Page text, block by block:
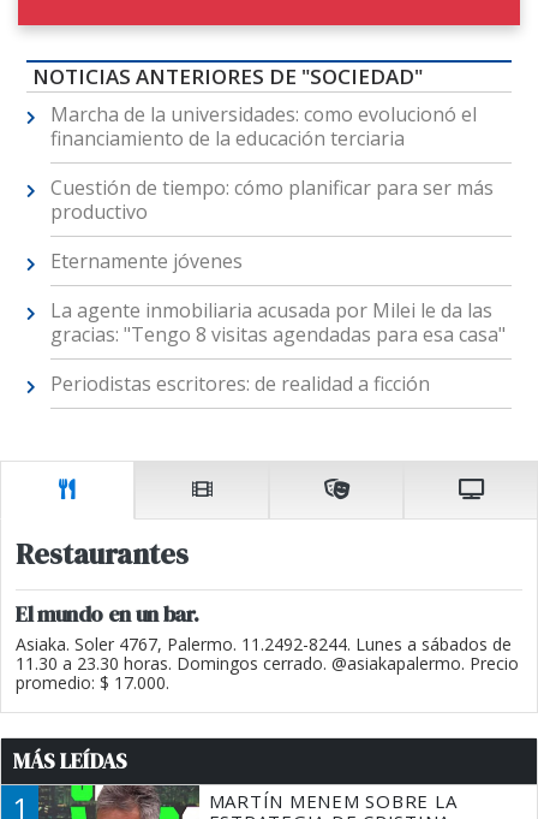
NOTICIAS ANTERIORES DE "SOCIEDAD"
Marcha de la universidades: como evolucionó el
financiamiento de la educación terciaria
Cuestión de tiempo: cómo planificar para ser más
productivo
Eternamente jóvenes
La agente inmobiliaria acusada por Milei le da las
gracias: "Tengo 8 visitas agendadas para esa casa"
Periodistas escritores: de realidad a ficción
Restaurantes
El mundo en un bar.
Asiaka. Soler 4767, Palermo. 11.2492-8244. Lunes a sábados de
11.30 a 23.30 horas. Domingos cerrado. @asiakapalermo. Precio
promedio: $ 17.000.
MÁS LEÍDAS
1
MARTÍN MENEM SOBRE LA